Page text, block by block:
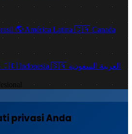
🌎 América Latina 🇨🇦 Canada
🇮🇩 Indonesia 🇸🇦 العربية السعودية
privasi Anda